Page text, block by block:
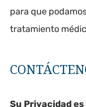
para que
tratamiento
Su Privacidad